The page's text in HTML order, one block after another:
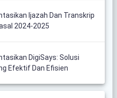
Ijazah Dan Transkrip
2024-2025
DigiSays: Solusi
Efektif Dan Efisien